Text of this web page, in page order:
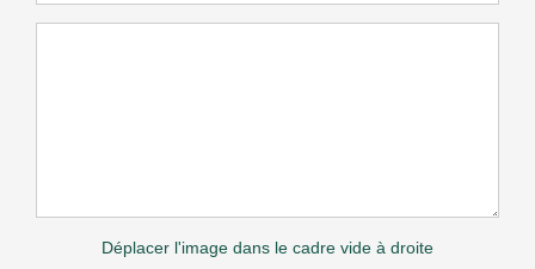
Déplacer l'image dans le cadre vide à droite